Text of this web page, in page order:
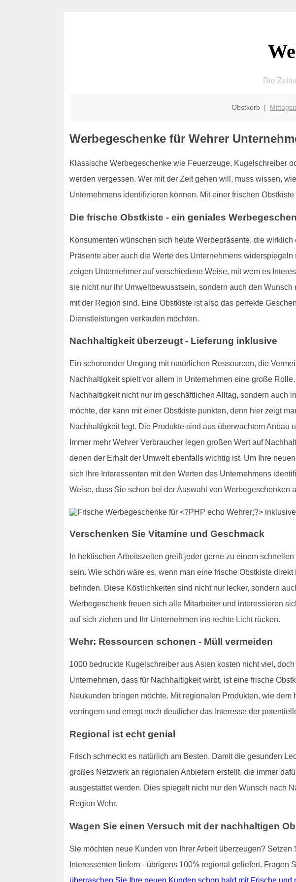
Die
Obstkorb |
Werbegeschenke für Wehrer
Klassische Werbegeschenke wie Feuerzeuge, Kugelschreiber
werden vergessen. Wer mit der Zeit gehen will, muss wissen,
Unternehmens identifizieren können. Mit einer frischen
Die frische Obstkiste - ein geniales
Konsumenten wünschen sich heute Werbepräsente, die
Präsente aber auch die Werte des Unternehmens
zeigen Unternehmer auf verschiedene Weise, mit wem es
sie nicht nur ihr Umweltbewusstsein, sondern auch den
mit der Region sind. Eine Obstkiste ist also das perfekte
Dienstleistungen verkaufen möchten.
Nachhaltigkeit überzeugt - Lieferung inklusive
Ein schonender Umgang mit natürlichen Ressourcen, die
Nachhaltigkeit spielt vor allem in Unternehmen eine große
Nachhaltigkeit nicht nur im geschäftlichen Alltag, sondern auch
möchte, der kann mit einer Obstkiste punkten, denn hier zeigt
Nachhaltigkeit legt. Die Produkte sind aus überwachtem Anbau
Immer mehr Wehrer Verbraucher legen großen Wert auf
denen der Erhalt der Umwelt ebenfalls wichtig ist. Um Ihre
sich Ihre Interessenten mit den Werten des Unternehmens
Weise, dass Sie schon bei der Auswahl von Werbegeschenken
Verschenken Sie Vitamine und Geschmack
In hektischen Arbeitszeiten greift jeder gerne zu einem
sein. Wie schön wäre es, wenn man eine frische Obstkiste
befinden. Diese Köstlichkeiten sind nicht nur lecker, sondern
Werbegeschenk freuen sich alle Mitarbeiter und interessieren
auf sich ziehen und Ihr Unternehmen ins rechte Licht rücken.
Wehr: Ressourcen schonen - Müll vermeiden
1000 bedruckte Kugelschreiber aus Asien kosten nicht viel,
Unternehmen, dass für Nachhaltigkeit wirbt, ist eine frische
Neukunden bringen möchte. Mit regionalen Produkten, wie
verringern und erregt noch deutlicher das Interesse der
Regional ist echt genial
Frisch schmeckt es natürlich am Besten. Damit die gesunden
großes Netzwerk an regionalen Anbietern erstellt, die immer
ausgestattet werden. Dies spiegelt nicht nur den Wunsch nach
Region Wehr.
Wagen Sie einen Versuch mit der nachhaltigen
Sie möchten neue Kunden von Ihrer Arbeit überzeugen?
Interessenten liefern - übrigens 100% regional geliefert.
überraschen Sie Ihre neuen Kunden schon bald mit Frische und